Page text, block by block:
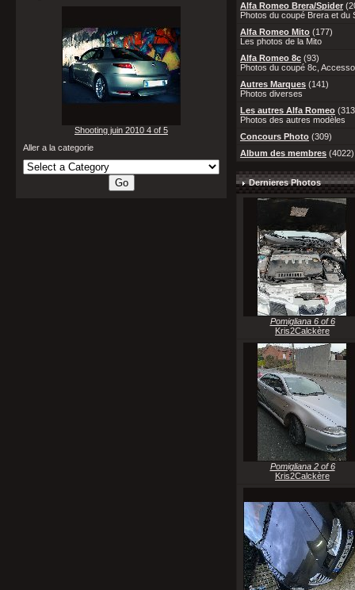
Shooting juin 2010 4 of 5
Aller a la categorie
Alfa Romeo Brera/Spider
Photos du coupé Brera et du
Alfa Romeo Mito (177)
Les photos de la Mito
Alfa Romeo 8c (93)
Photos du coupé 8c,
Autres Marques (141)
Photos diverses
Les autres Alfa Romeo
Photos des autres modèles
Concours Photo (309)
Album des membres (4022)
Dernieres Photos
Pomigliana 6 of 6
Kris2Calckère
Pomigliana 2 of 6
Kris2Calckère